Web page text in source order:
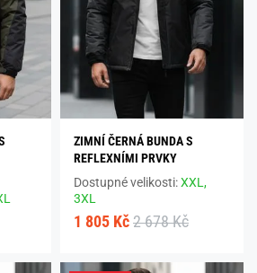
ZIMNÍ ČERNÁ BUNDA S
REFLEXNÍMI PRVKY
Dostupné velikosti:XXL,
3XL
1 805 Kč 2 678 Kč